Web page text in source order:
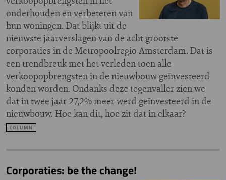
onderhouden en verbeteren van
hun woningen. Dat blijkt uit de
nieuwste jaarverslagen van de acht grootste
corporaties in de Metropoolregio Amsterdam. Dat is
een trendbreuk met het verleden toen alle
verkoopopbrengsten in de nieuwbouw geïnvesteerd
konden worden. Ondanks deze tegenvaller zien we
dat in twee jaar 27,2% meer werd geïnvesteerd in de
nieuwbouw. Hoe kan dit, hoe zit dat in elkaar?
COLUMN
Corporaties: be the change!